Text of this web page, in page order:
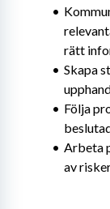
rätt
Skapa
Följa
Arbeta
av